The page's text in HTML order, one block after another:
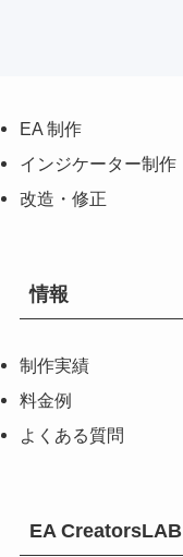
EA 制作
インジケーター制作
改造・修正
情報
制作実績
料金例
よくある質問
EA CreatorsLAB